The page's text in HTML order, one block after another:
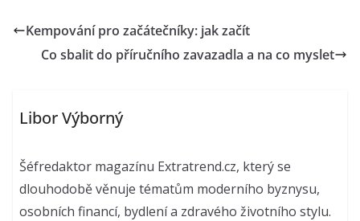
Kempování pro začátečníky: jak začít
Co sbalit do příručního zavazadla a na co myslet
Libor Výborný
Šéfredaktor magazínu Extratrend.cz, který se
dlouhodobě věnuje tématům moderního byznysu,
osobních financí, bydlení a zdravého životního stylu.